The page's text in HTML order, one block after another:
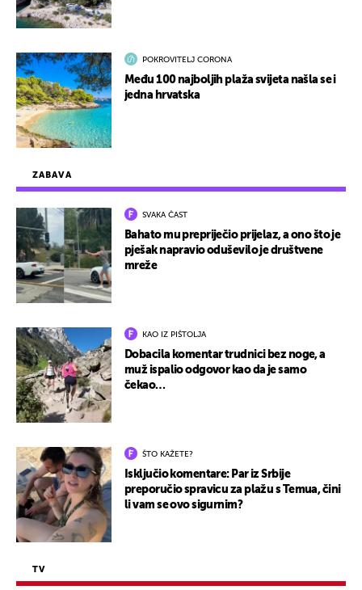
ZABAVA
SVAKA ČAST
Bahato mu prepriječio prijelaz, a ono što je
pješak napravio oduševilo je društvene
mreže
KAO IZ PIŠTOLJA
Dobacila komentar trudnici bez noge, a
muž ispalio odgovor kao da je samo
čekao…
ŠTO KAŽETE?
Isključio komentare: Par iz Srbije
preporučio spravicu za plažu s Temua, čini
li vam se ovo sigurnim?
TV
POKROVITELJ CORONA
Među 100 najboljih plaža svijeta našla se i
jedna hrvatska